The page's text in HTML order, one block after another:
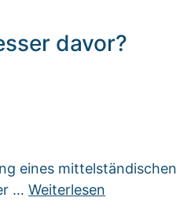
davor?
eines
… Weiterlesen